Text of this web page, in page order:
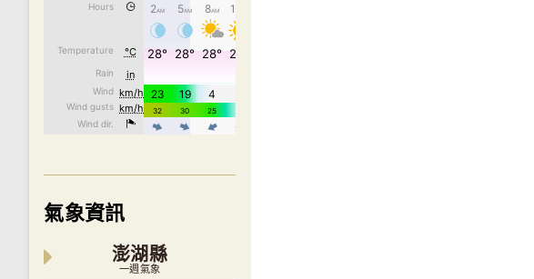
氣象資訊
澎湖縣
一週氣象